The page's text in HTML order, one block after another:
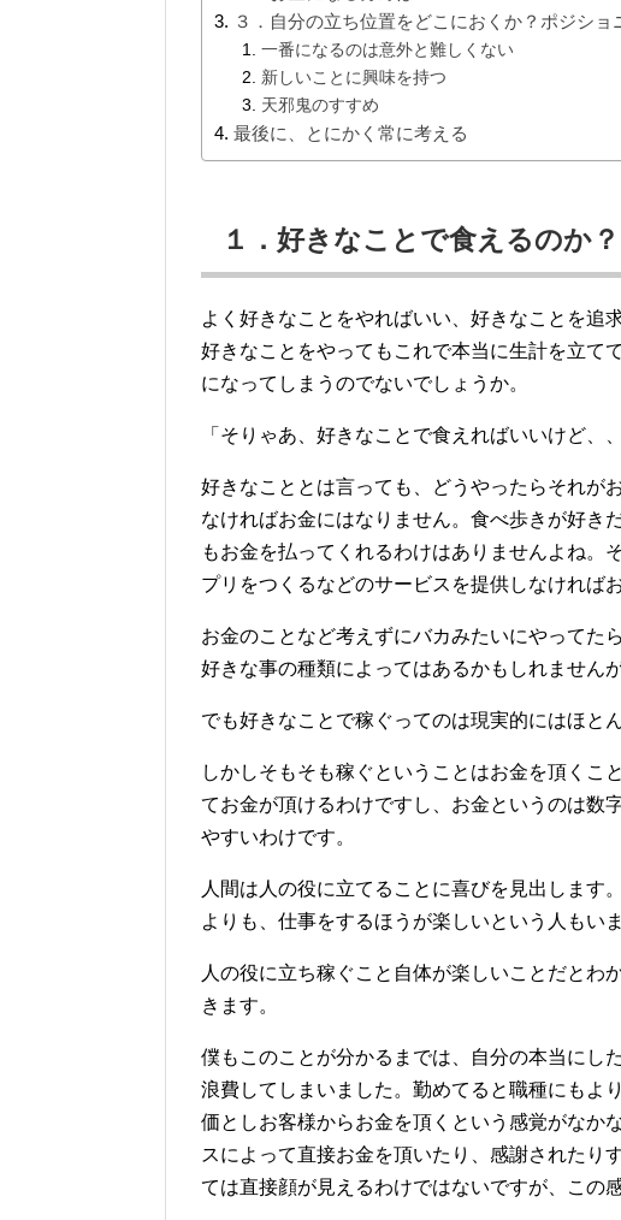
３．自分の立ち位置をどこにおくか？ポジショ
一番になるのは意外と難しくない
新しいことに興味を持つ
天邪鬼のすすめ
最後に、とにかく常に考える
１．好きなことで食えるのか？
よく好きなことをやればいい、好きなことを追
好きなことをやってもこれで本当に生計を立て
になってしまうのでないでしょうか。
「そりゃあ、好きなことで食えればいいけど、、
好きなこととは言っても、どうやったらそれが
なければお金にはなりません。食べ歩きが好き
もお金を払ってくれるわけはありませんよね。
プリをつくるなどのサービスを提供しなければ
お金のことなど考えずにバカみたいにやってた
好きな事の種類によってはあるかもしれませんが
でも好きなことで稼ぐってのは現実的にはほと
しかしそもそも稼ぐということはお金を頂くこ
てお金が頂けるわけですし、お金というのは数
やすいわけです。
人間は人の役に立てることに喜びを見出します
よりも、仕事をするほうが楽しいという人もいま
人の役に立ち稼ぐこと自体が楽しいことだとわ
きます。
僕もこのことが分かるまでは、自分の本当にし
浪費してしまいました。勤めてると職種にもよ
価としお客様からお金を頂くという感覚がなか
スによって直接お金を頂いたり、感謝されたり
ては直接顔が見えるわけではないですが、この